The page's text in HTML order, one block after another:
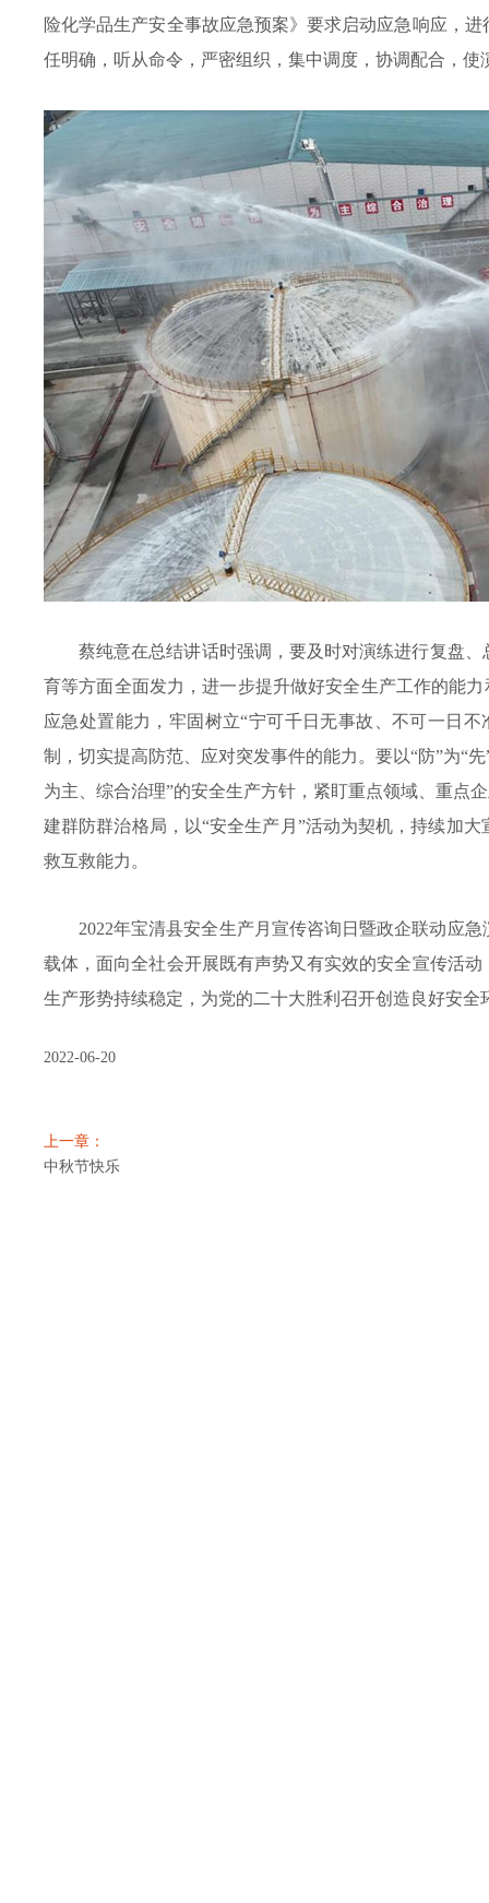
险化学品生产安全事故应急预案》要求启动应急响应，
任明确，听从命令，严密组织，集中调度，协调配合，使
蔡纯意在总结讲话时强调，要及时对演练进行复盘
育等方面全面发力，进一步提升做好安全生产工作的能
应急处置能力，牢固树立“宁可千日无事故、不可一日
制，切实提高防范、应对突发事件的能力。要以“防”为“
为主、综合治理”的安全生产方针，紧盯重点领域、重点
建群防群治格局，以“安全生产月”活动为契机，持续加
救互救能力。
2022年宝清县安全生产月宣传咨询日暨政企联动应
载体，面向全社会开展既有声势又有实效的安全宣传活
生产形势持续稳定，为党的二十大胜利召开创造良好安全
2022-06-20
上一章：
中秋节快乐